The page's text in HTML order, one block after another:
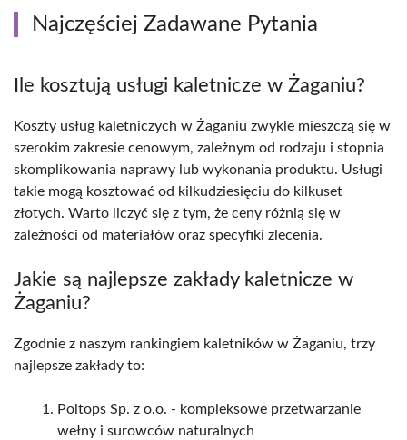
Najczęściej Zadawane Pytania
Ile kosztują usługi kaletnicze w Żaganiu?
Koszty usług kaletniczych w Żaganiu zwykle mieszczą się w
szerokim zakresie cenowym, zależnym od rodzaju i stopnia
skomplikowania naprawy lub wykonania produktu. Usługi
takie mogą kosztować od kilkudziesięciu do kilkuset
złotych. Warto liczyć się z tym, że ceny różnią się w
zależności od materiałów oraz specyfiki zlecenia.
Jakie są najlepsze zakłady kaletnicze w
Żaganiu?
Zgodnie z naszym rankingiem kaletników w Żaganiu, trzy
najlepsze zakłady to:
Poltops Sp. z o.o. - kompleksowe przetwarzanie
wełny i surowców naturalnych